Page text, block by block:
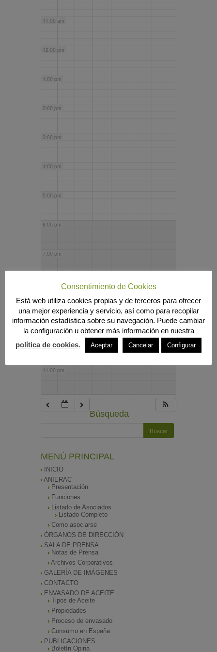
11:00 am
12:00 pm
1:00 pm
2:00 pm
3:00 pm
4:00 pm
5:00 pm
6:00 pm
7:00 pm
9:00 pm
10:00 pm
11:00 pm
Búsqueda
MENÚ PRINCIPAL
INICIO
ANIERAC
Presentación
Funciones
Listado de Asociados
Listado Completo
Como asociarse
ÓRGANOS DE DIRECCIÓN
SALA DE PRENSA
Notas de Prensa
Archivos Corporativos
GALERÍA DE IMÁGENES
CONTACTO
ENVASADO DE ACEITE
Tipos de Aceite
Propiedades
Proceso de envasado
Consumo en España
PUBLICACIONES
Boletín Opina
Consentimiento de Cookies
Está web utiliza cookies propias y de terceros para ofrecer
una mejor experiencia y servicio, así como para recopilar
información estadística sobre su navegación. Puede cambiar
la configuración u obtener más información en nuestra
política de cookies.
Aceptar Cancelar Configurar